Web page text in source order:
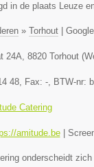
in de plaats Leuze
» Torhout|
24A, 8820 Torhout(
48, Fax: -, BTW-nr:
Catering
amitude.be|
onderscheidt